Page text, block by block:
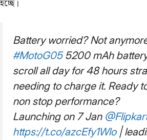
হচ্ছে।
Battery worried? Not
#MotoG055200 mAh
scroll all day for 48 hours
needing to charge it. Ready
non stop performance?
Launching on 7 Jan
https://t.co/azcEfy1Wlo|